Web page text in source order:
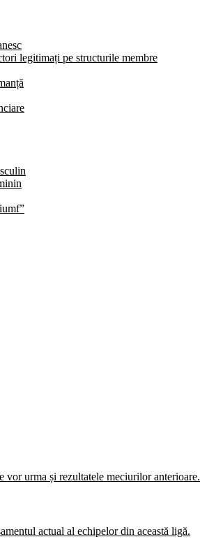
legitimați pe structurile membre
vor urma și rezultatele meciurilor anterioare.
actual al echipelor din această ligă.